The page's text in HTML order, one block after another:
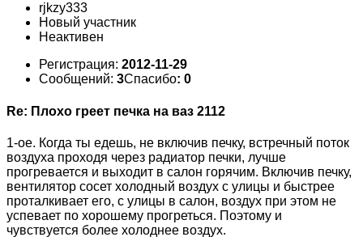
rjkzy333
Новый участник
Неактивен
Регистрация: 2012-11-29
Сообщений: 3Спасибо: 0
Re: Плохо греет печка на ваз 2112
1-ое. Когда ты едешь, не включив печку, встречный поток
воздуха проходя через радиатор печки, лучше
прогревается и выходит в салон горячим. Включив печку,
вентилятор сосет холодный воздух с улицы и быстрее
проталкивает его, с улицы в салон, воздух при этом не
успевает по хорошему прогреться. Поэтому и
чувствуется более холоднее воздух.